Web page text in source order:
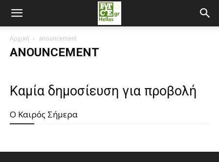
Αρχική anouncement
ANOUNCEMENT
Καμία δημοσίευση για προβολή
O Καιρός Σήμερα